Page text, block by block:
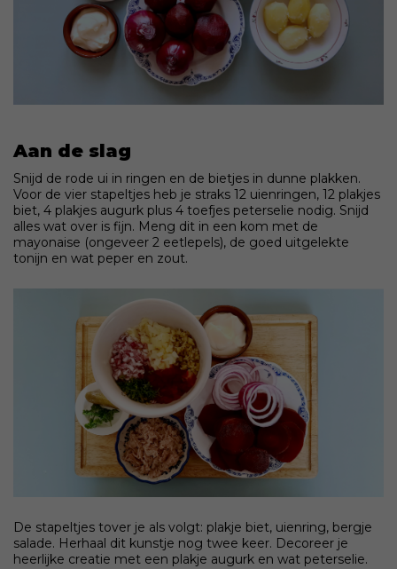
Aan de slag
Snijd de rode ui in ringen en de bietjes in dunne plakken.
Voor de vier stapeltjes heb je straks 12 uienringen, 12 plakjes
biet, 4 plakjes augurk plus 4 toefjes peterselie nodig. Snijd
alles wat over is fijn. Meng dit in een kom met de
mayonaise (ongeveer 2 eetlepels), de goed uitgelekte
tonijn en wat peper en zout.
De stapeltjes tover je als volgt: plakje biet, uienring, bergje
salade. Herhaal dit kunstje nog twee keer. Decoreer je
heerlijke creatie met een plakje augurk en wat peterselie.